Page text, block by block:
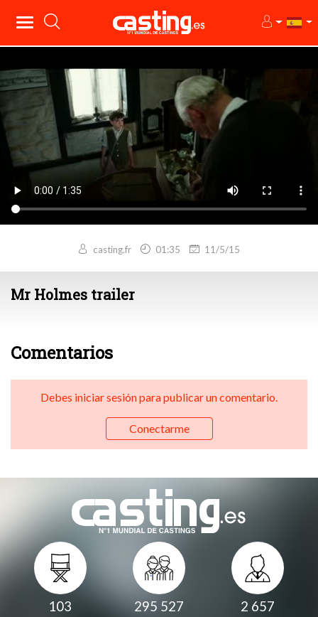
casting.fr 01:35 11/5/15
Mr Holmes trailer
Comentarios
Debes iniciar sesión para publicar un comentario.
Conectarme
103
295 527
2 657